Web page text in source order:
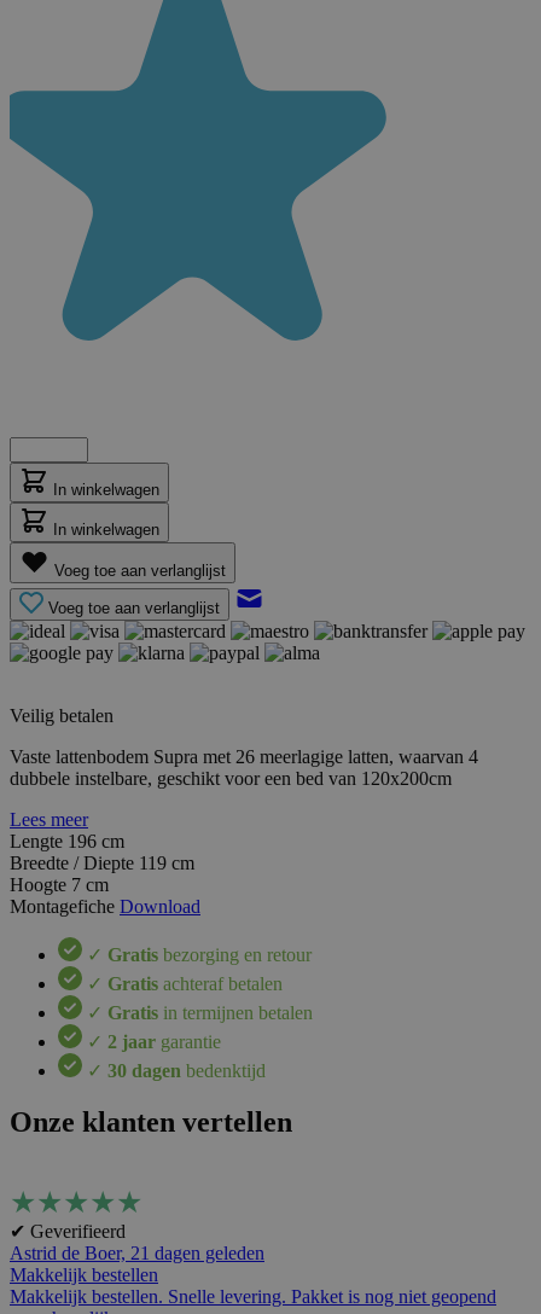
In winkelwagen
In winkelwagen
Voeg toe aan verlanglijst
Voeg toe aan verlanglijst
Veilig betalen
Vaste lattenbodem Supra met 26 meerlagige latten, waarvan 4
dubbele instelbare, geschikt voor een bed van 120x200cm
Lees meer
Lengte 196 cm
Breedte / Diepte 119 cm
Hoogte 7 cm
Montagefiche Download
✓ Gratis bezorging en retour
✓ Gratis achteraf betalen
✓ Gratis in termijnen betalen
✓ 2 jaar garantie
✓ 30 dagen bedenktijd
Onze klanten vertellen
★★★★★
✔ Geverifieerd
Astrid de Boer, 21 dagen geleden
Makkelijk bestellen
Makkelijk bestellen. Snelle levering. Pakket is nog niet geopend